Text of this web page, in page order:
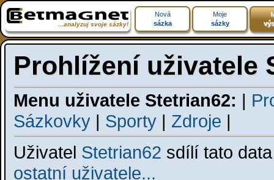
...analyzuj svoje sázky!
Nová
sázka
Moje
sázky
Prohlížení uživatele
Menu uživatele Stetrian62: |
Sázkovky | Sporty | Zdroje |
Uživatel Stetrian62 sdílí tato
ostatní uživatele...